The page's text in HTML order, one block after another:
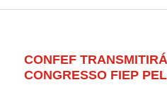
CONFEF
CONGRESSO FIEP